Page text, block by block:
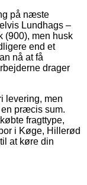
på næste
Lundhags –
(900), men husk
end et
nå at få
drager
levering, men
præcis sum.
fragttype,
i Køge, Hillerød
at køre din